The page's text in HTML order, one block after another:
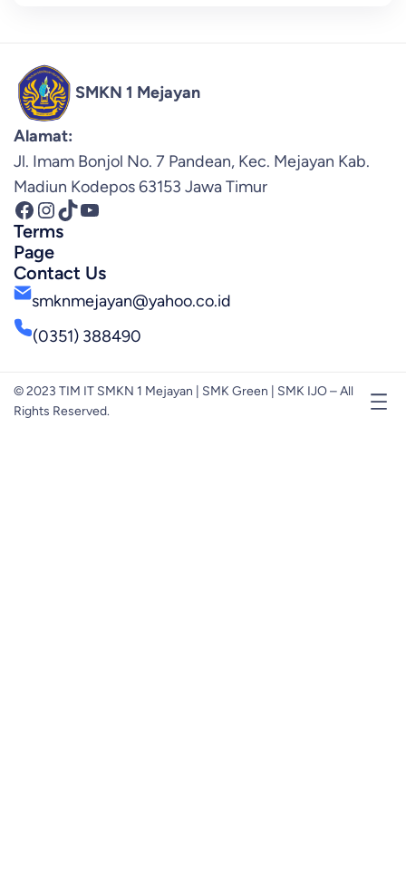
SMKN 1 Mejayan
Alamat:
Jl. Imam Bonjol No. 7 Pandean, Kec. Mejayan Kab.
Madiun Kodepos 63153 Jawa Timur
Facebook InstagramTikTok YouTube
Terms
Page
Contact Us
smknmejayan@yahoo.co.id
(0351) 388490
© 2023 TIM IT SMKN 1 Mejayan | SMK Green | SMK IJO – All
Rights Reserved.